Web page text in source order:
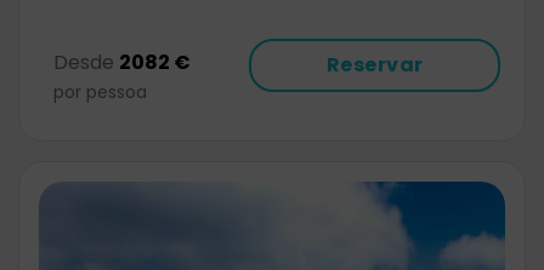
Desde 2082 €
por pessoa
Reservar